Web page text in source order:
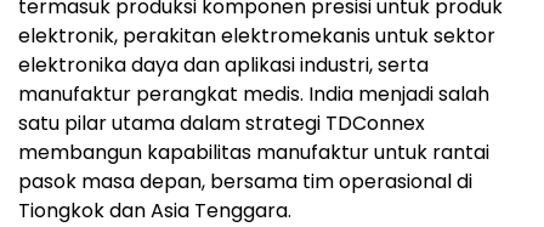
termasuk produksi komponen presisi untuk produk
elektronik, perakitan elektromekanis untuk sektor
elektronika daya dan aplikasi industri, serta
manufaktur perangkat medis. India menjadi salah
satu pilar utama dalam strategi TDConnex
membangun kapabilitas manufaktur untuk rantai
pasok masa depan, bersama tim operasional di
Tiongkok dan Asia Tenggara.